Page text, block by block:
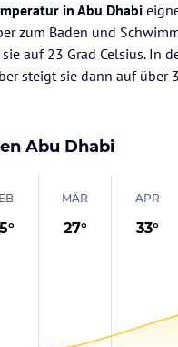
in Abu Dhabi
zum Baden und
auf 23 Grad Celsius. In
steigt sie dann auf über
Abu Dhabi
°
MÄR
27°
APR
33°